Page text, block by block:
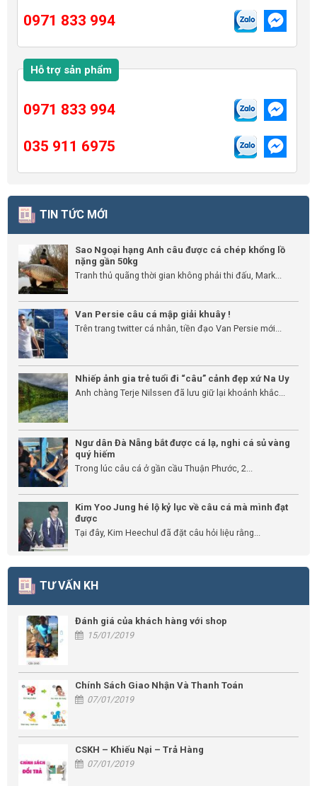
0971 833 994
Hỗ trợ sản phẩm
0971 833 994
035 911 6975
TIN TỨC MỚI
Sao Ngoại hạng Anh câu được cá chép khổng lồ
nặng gần 50kg
Tranh thủ quãng thời gian không phải thi đấu, Mark...
Van Persie câu cá mập giải khuây !
Trên trang twitter cá nhân, tiền đạo Van Persie mới...
Nhiếp ảnh gia trẻ tuổi đi “câu” cảnh đẹp xứ Na Uy
Anh chàng Terje Nilssen đã lưu giữ lại khoảnh khắc...
Ngư dân Đà Nẵng bắt được cá lạ, nghi cá sủ vàng
quý hiếm
Trong lúc câu cá ở gần cầu Thuận Phước, 2...
Kim Yoo Jung hé lộ kỷ lục về câu cá mà mình đạt
được
Tại đây, Kim Heechul đã đặt câu hỏi liệu rằng...
TƯ VẤN KH
Đánh giá của khách hàng với shop
15/01/2019
Chính Sách Giao Nhận Và Thanh Toán
07/01/2019
CSKH – Khiếu Nại – Trả Hàng
07/01/2019